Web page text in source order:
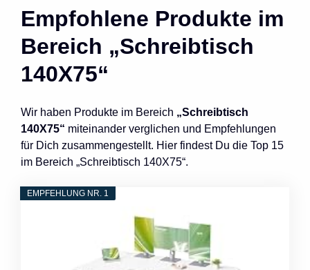
Empfohlene Produkte im
Bereich „Schreibtisch
140X75“
Wir haben Produkte im Bereich „Schreibtisch
140X75“ miteinander verglichen und Empfehlungen
für Dich zusammengestellt. Hier findest Du die Top 15
im Bereich „Schreibtisch 140X75“.
EMPFEHLUNG NR. 1